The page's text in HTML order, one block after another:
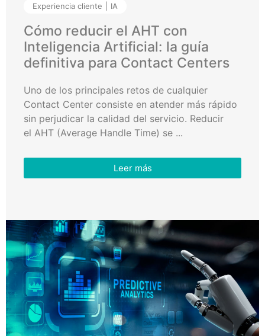
Experiencia cliente IA
Cómo reducir el AHT con
Inteligencia Artificial: la guía
definitiva para Contact Centers
Uno de los principales retos de cualquier
Contact Center consiste en atender más rápido
sin perjudicar la calidad del servicio. Reducir
el AHT (Average Handle Time) se ...
Leer más